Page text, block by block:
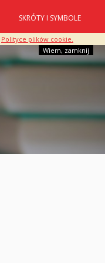
Polityce plików cookie.
Wiem, zamknij
SKRÓTY I SYMBOLE